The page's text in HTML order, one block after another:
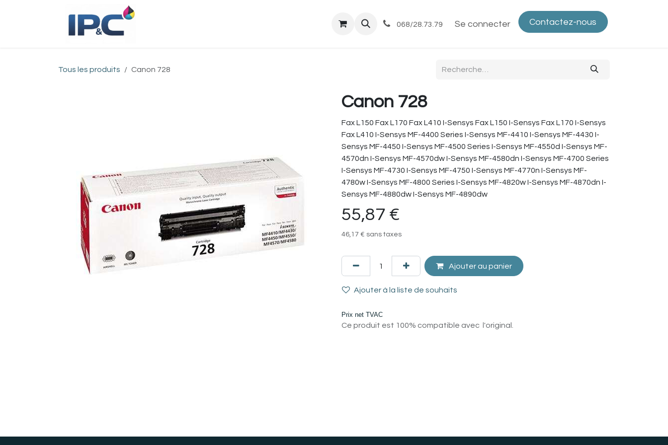
Commandes et livraisons Contactez-nous Politique de confidentialité
068/28.73.79 Se connecter Contactez-nous
Tous les produits Canon 728
Canon 728
Fax L150 Fax L170 Fax L410 I-Sensys Fax L150 I-Sensys Fax L170 I-Sensys
Fax L410 I-Sensys MF-4400 Series I-Sensys MF-4410 I-Sensys MF-4430 I-
Sensys MF-4450 I-Sensys MF-4500 Series I-Sensys MF-4550d I-Sensys MF-
4570dn I-Sensys MF-4570dw I-Sensys MF-4580dn I-Sensys MF-4700 Series
I-Sensys MF-4730 I-Sensys MF-4750 I-Sensys MF-4770n I-Sensys MF-
4780w I-Sensys MF-4800 Series I-Sensys MF-4820w I-Sensys MF-4870dn I-
Sensys MF-4880dw I-Sensys MF-4890dw
55,87 €
46,17 € sans taxes
Ajouter au panier
Ajouter à la liste de souhaits
Prix net TVAC
Ce produit est 100% compatible avec l'original.